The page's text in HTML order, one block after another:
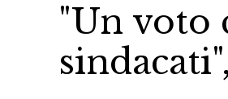
"Un voto